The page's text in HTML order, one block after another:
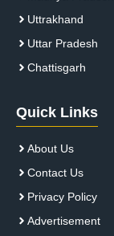
Uttrakhand
Uttar Pradesh
Chattisgarh
Quick Links
About Us
Contact Us
Privacy Policy
Advertisement